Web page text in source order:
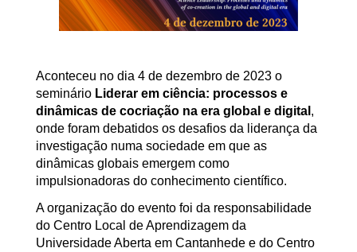
Aconteceu no dia 4 de dezembro de 2023 o
seminário Liderar em ciência: processos e
dinâmicas de cocriação na era global e digital ,
onde foram debatidos os desafios da liderança da
investigação numa sociedade em que as
dinâmicas globais emergem como
impulsionadoras do conhecimento científico.
A organização do evento foi da responsabilidade
do Centro Local de Aprendizagem da
Universidade Aberta em Cantanhede e do Centro